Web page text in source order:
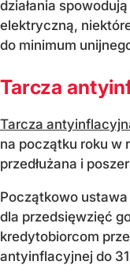
działania
elektryczną,
do minimum
Tarcza
Tarcza
na początku roku w
przedłużana i
Początkowo
dla przedsięwzięć
kredytobiorcom
antyinflacyjnej do